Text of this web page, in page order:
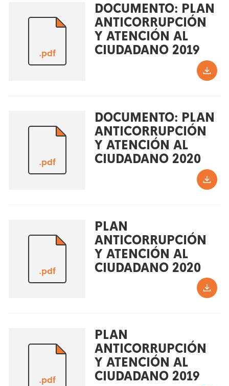
.pdf
DOCUMENTO: PLAN
ANTICORRUPCIÓN
Y ATENCIÓN AL
CIUDADANO 2019
.pdf
DOCUMENTO: PLAN
ANTICORRUPCIÓN
Y ATENCIÓN AL
CIUDADANO 2020
.pdf
PLAN
ANTICORRUPCIÓN
Y ATENCIÓN AL
CIUDADANO 2020
.pdf
PLAN
ANTICORRUPCIÓN
Y ATENCIÓN AL
CIUDADANO 2019